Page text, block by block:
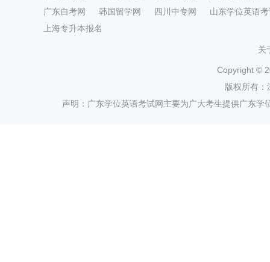
广东自考网
韩国留学网 四川中专网
山东学位英语
上海专升本报名
关
Copyright ©
版权所有
声明：广东学位英语考试网主要为广大考生提供广东